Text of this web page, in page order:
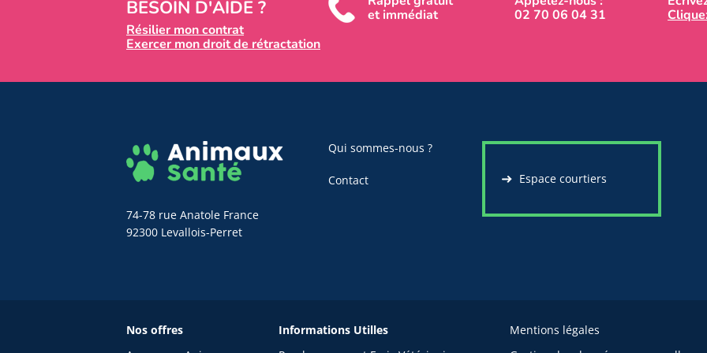
BESOIN D'AIDE ?
et immédiat
02 70 06 04 31
Résilier mon contrat
Exercer mon droit de rétractation
74-78 rue Anatole France
92300 Levallois-Perret
Qui sommes-nous ?
Contact Espace courtiers
Nos offres
Informations Utilles
Mentions légales